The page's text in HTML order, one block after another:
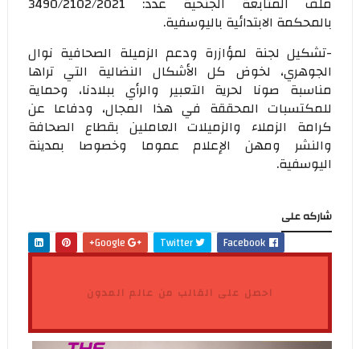
بالمحكمة الابتدائية باليوسفية.
-تشكيل لجنة لمؤازرة ودعم الزميلة الصحافية نوال
الجوهري، لخوض كل الأشكال النضالية التي تراها
مناسبة صونا لحرية التعبير والرأي ببلادنا، وحماية
للمكتسبات المحققة في هذا المجال، ودفاعا عن
كرامة الزملاء والزميلات العاملين بقطاع الصحافة
والنشر ومهن الإعلام عموما وخصوصا بمدينة
اليوسفية.
شاركه على
Facebook
Twitter
احصل على القالب من عالم المدون